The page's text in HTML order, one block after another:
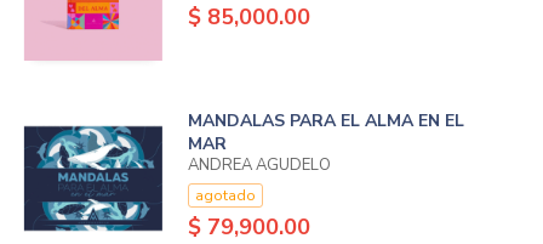
$ 85,000.00
MANDALAS PARA EL ALMA EN EL
MAR
ANDREA AGUDELO
agotado
$ 79,900.00